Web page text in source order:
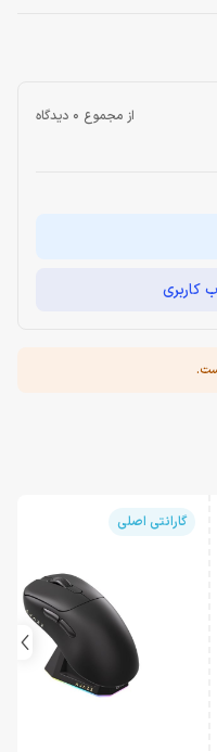
از مجموع 0 دیدگاه
کاربری
گارانتی اصلی